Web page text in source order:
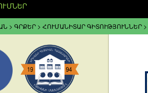
> ԳՐՔԵՐ > ՀՈՒՄԱՆԻՏԱՐ ԳԻՏՈՒԹՅՈՒՆՆԵՐ >